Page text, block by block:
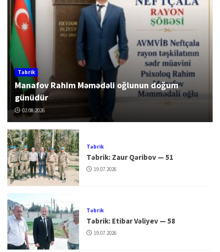
Təbrik
Manafov Rahim Məmədəli oğlunun doğum
günüdür
02.08.2026
Təbrik
Təbrik: Zaur Qəribov — 51
19.07.2026
Təbrik
Təbrik: Etibar Vəliyev — 58
19.07.2026